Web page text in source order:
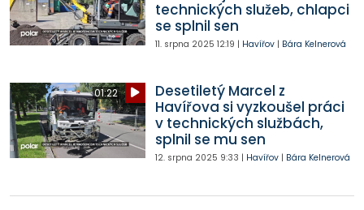
technických služeb, chlapci
se splnil sen
11. srpna 2025 12:19 | Havířov| Bára Kelnerová
01:22
Desetiletý Marcel z
Havířova si vyzkoušel práci
v technických službách,
splnil se mu sen
12. srpna 2025 9:33 | Havířov| Bára Kelnerová